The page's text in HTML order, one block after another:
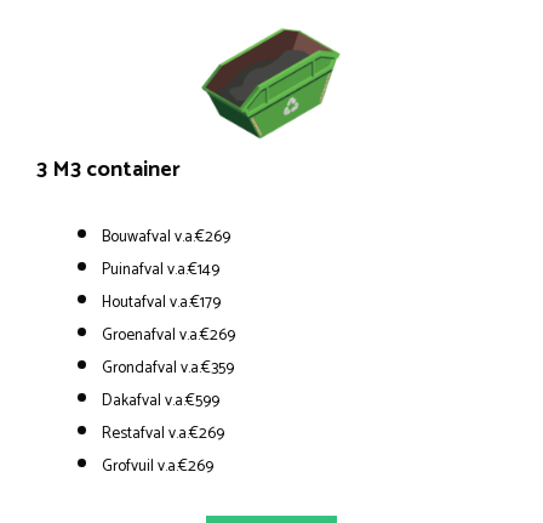
3 M3 container
Bouwafval v.a.€269
Puinafval v.a.€149
Houtafval v.a.€179
Groenafval v.a.€269
Grondafval v.a.€359
Dakafval v.a.€599
Restafval v.a.€269
Grofvuil v.a.€269